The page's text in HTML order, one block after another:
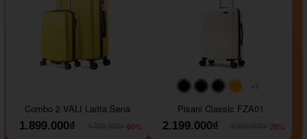
Combo 2 VALI Larita Sena
1.899.000₫
-60%
#000000#000000
#000000
#ffa500
+1
Pisani Classic FZA01
2.199.000₫
-26%